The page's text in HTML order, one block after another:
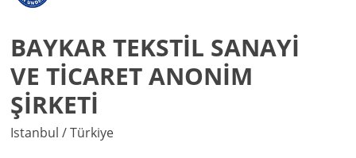
BAYKAR TEKSTİL SANAYİ
VE TİCARET ANONİM
ŞİRKETİ
Istanbul / Türkiye